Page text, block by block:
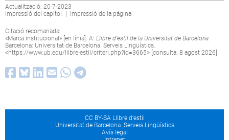
Actualització: 20-7-2023
Impressió del capítol
| Impressió de la pàgina
Citació recomanada:
«Marca institucional» [en línia]. A: Llibre d’estil de la Universitat de Barcelona.
Barcelona: Universitat de Barcelona. Serveis Lingüístics.
<https://www.ub.edu/llibre-estil/criteri.php?id=3665> [consulta: 8 agost 2026].
CC BY-SA Llibre d’estil
Universitat de Barcelona. Serveis Lingüístics
Avís legal